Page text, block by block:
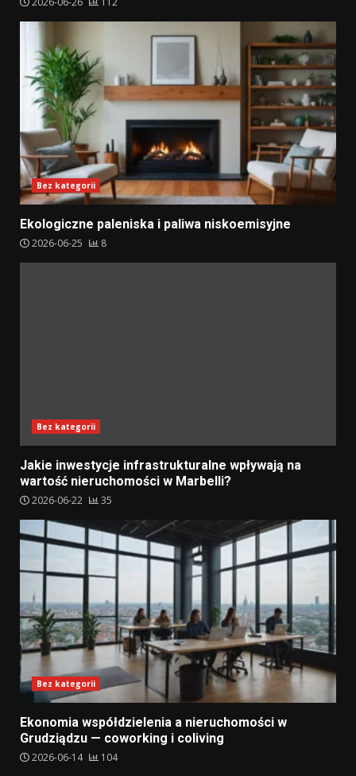
Bez kategorii
Ekologiczne paleniska i paliwa niskoemisyjne
2026-06-25 8
Bez kategorii
Jakie inwestycje infrastrukturalne wpływają na
wartość nieruchomości w Marbelli?
2026-06-22 35
Bez kategorii
Ekonomia współdzielenia a nieruchomości w
Grudziądzu — coworking i coliving
2026-06-14 104